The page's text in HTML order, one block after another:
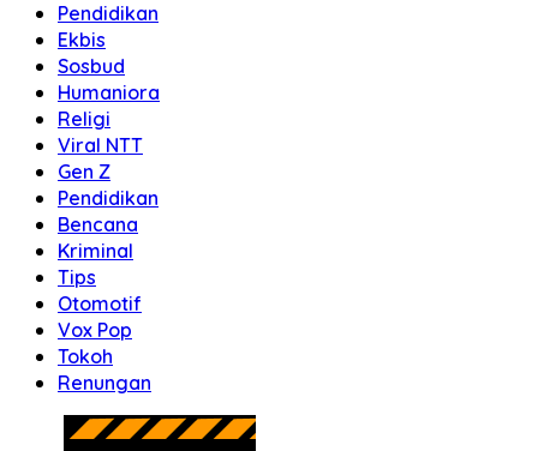
Pendidikan
Ekbis
Sosbud
Humaniora
Religi
Viral NTT
Gen Z
Pendidikan
Bencana
Kriminal
Tips
Otomotif
Vox Pop
Tokoh
Renungan